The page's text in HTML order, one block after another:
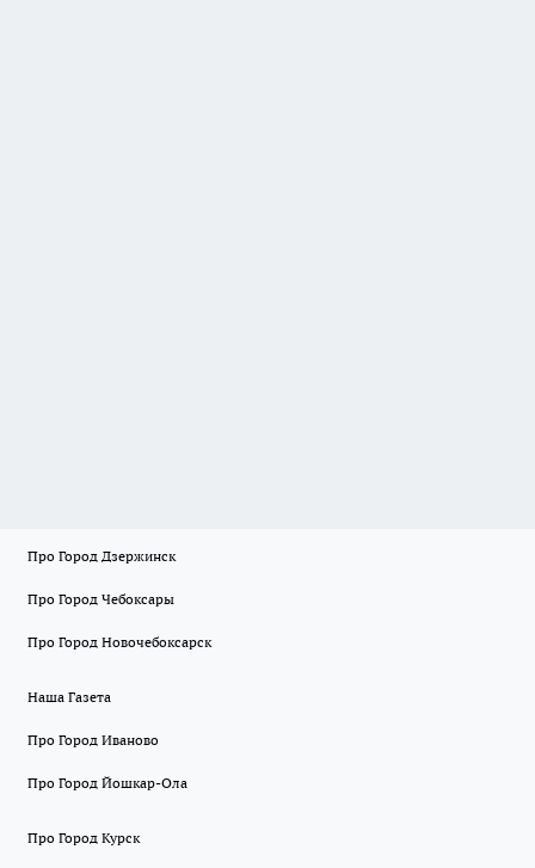
Про Город Дзержинск
Про Город Чебоксары
Про Город Новочебоксарск
Наша Газета
Про Город Иваново
Про Город Йошкар-Ола
Про Город Курск